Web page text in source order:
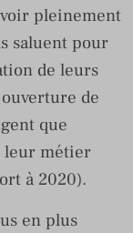
pleinement
saluent pour
de leurs
de
que
leur métier
à 2020).
en plus